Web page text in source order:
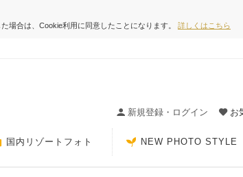
場合は、Cookie利用に同意したことになります。 詳しくはこちら
新規登録・ログイン
お
国内リゾートフォト NEW PHOTO STYLE